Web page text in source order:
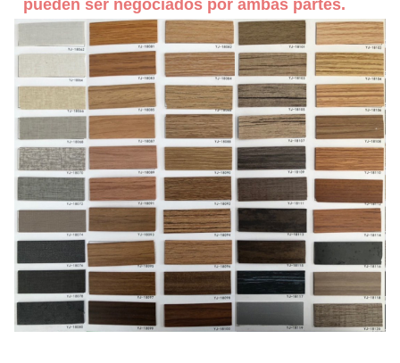
pueden ser negociados por ambas partes.